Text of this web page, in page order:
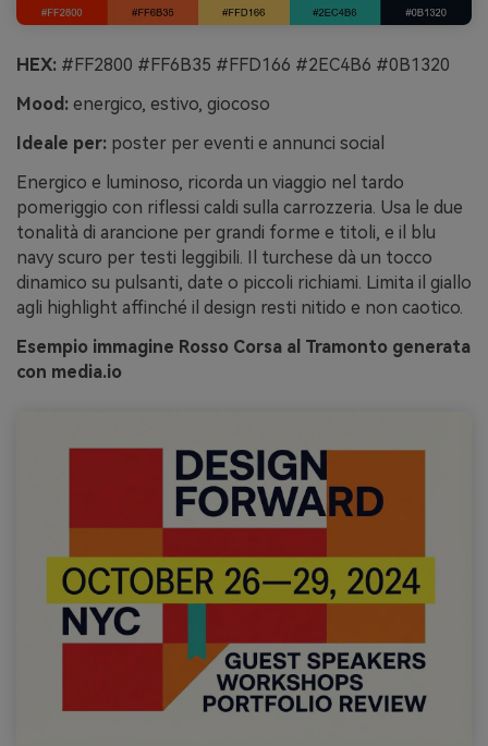
HEX: #FF2800 #FF6B35 #FFD166 #2EC4B6 #0B1320
Mood: energico, estivo, giocoso
Ideale per: poster per eventi e annunci social
Energico e luminoso, ricorda un viaggio nel tardo
pomeriggio con riflessi caldi sulla carrozzeria. Usa le due
tonalità di arancione per grandi forme e titoli, e il blu
navy scuro per testi leggibili. Il turchese dà un tocco
dinamico su pulsanti, date o piccoli richiami. Limita il giallo
agli highlight affinché il design resti nitido e non caotico.
Esempio immagine Rosso Corsa al Tramonto generata
con media.io